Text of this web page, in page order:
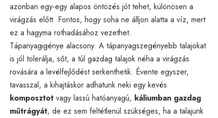
azonban egy-egy alapos öntözés jót tehet, különösen a
virágzás előtt. Fontos, hogy soha ne álljon alatta a víz, mert
ez a hagyma rothadásához vezethet.
Tápanyagigénye alacsony. A tápanyagszegényebb talajokat
is jól tolerálja, sőt, a túl gazdag talajok néha a virágzás
rovására a levélfejlődést serkenthetik. Évente egyszer,
tavasszal, a kihajtáskor adhatunk neki egy kevés
komposztot vagy lassú hatóanyagú, káliumban gazdag
műtrágyát, de ez sem feltétlenül szükséges, ha a talajunk